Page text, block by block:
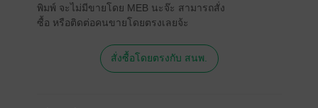
พิมพ์ จะไม่มีขายโดย MEB นะจ๊ะ สามารถสั่ง
ซื้อ หรือติดต่อคนขายโดยตรงเลยจ้ะ
สั่งซื้อโดยตรงกับ สนพ.